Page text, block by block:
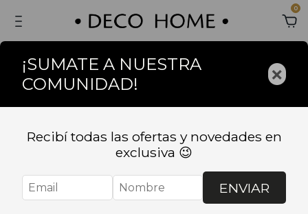
0
Inicio . BAZAR . COCINA . Cajas de te y Cajas de
Cajas de te y Cajas de
organización
¡SUMATE A NUESTRA
COMUNIDAD!
×
Recibí todas las ofertas y novedades en
exclusiva 😉
ENVIAR